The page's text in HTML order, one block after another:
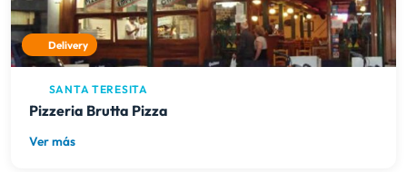
Delivery
SANTA TERESITA
Pizzeria Brutta Pizza
Ver más